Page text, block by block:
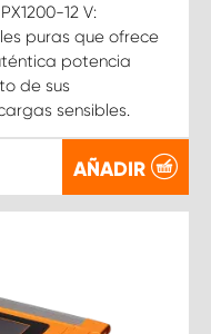
12 V:
puras que ofrece
potencia
de sus
sensibles.
AÑADIR